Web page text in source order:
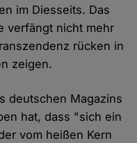
im Diesseits. Das
verfängt nicht mehr
rücken in
zeigen.
deutschen Magazins
hat, dass "sich ein
vom heißen Kern